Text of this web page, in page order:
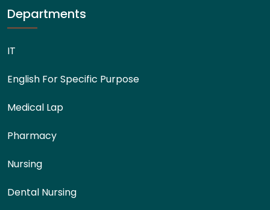
Departments
IT
English For Specific Purpose
Medical Lap
Pharmacy
Nursing
Dental Nursing